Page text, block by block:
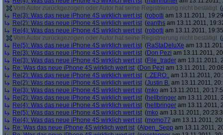
Vom Autor zurückgezogen oder Autor hat seine Registrierung nicht bestätigt (
Re(3): Was das neue iPhone 4S wirklich wert ist (robotti am 13.11.2011,
Re(2): Was das neue iPhone 4S wirklich wert ist (eanths am 13.11.2011,
Re(4): Was das neue iPhone 4S wirklich wert ist (robotti am 13.11.2011,
Vom Autor zurückgezogen oder Autor hat seine Registrierung nicht bestätigt (
Re(5): Was das neue iPhone 4S wirklich wert ist (RaStaDeluXe am
Re(3): Was das neue iPhone 4S wirklich wert ist (Don Pezi am 13.11.2011,
Re(3): Was das neue iPhone 4S wirklich wert ist (File_trader am 13.11.2011,
Re: Was das neue iPhone 4S wirklich wert ist (Don Pezi am 13.11.2011,
Re(2): Was das neue iPhone 4S wirklich wert ist (.:ZERO:. am 13.11.2011,
Re(2): Was das neue iPhone 4S wirklich wert ist (Justin B. am 13.11.2011,
Re(3): Was das neue iPhone 4S wirklich wert ist (mko am 13.11.2011,
Re(2): Was das neue iPhone 4S wirklich wert ist (hellbringer am 13.11.2011,
Re(4): Was das neue iPhone 4S wirklich wert ist (hellbringer am 13.11.2011,
Re(5): Was das neue iPhone 4S wirklich wert ist (mko am 13.11.2011,
Re(4): Was das neue iPhone 4S wirklich wert ist (momo77 am 13.11.2011,
Re: Was das neue iPhone 4S wirklich wert ist (Alpen_Sepp am 13.11.2011,